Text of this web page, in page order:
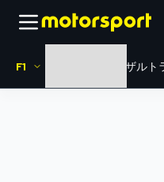
F1 リザルト